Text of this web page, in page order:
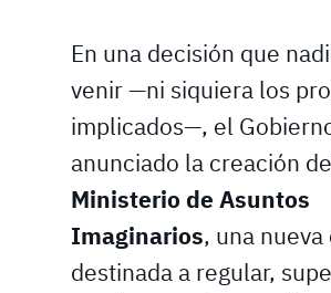
En una decisión que
venir —ni siquiera los
implicados—, el
anunciado la creación
Ministerio de Asuntos
Imaginarios, una
destinada a regular,